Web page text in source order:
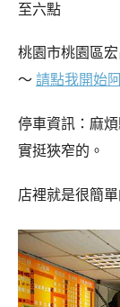
至六點
桃園市桃園區
～ 請點我開始
停車資訊：麻
實挺狹窄的。
店裡就是很簡